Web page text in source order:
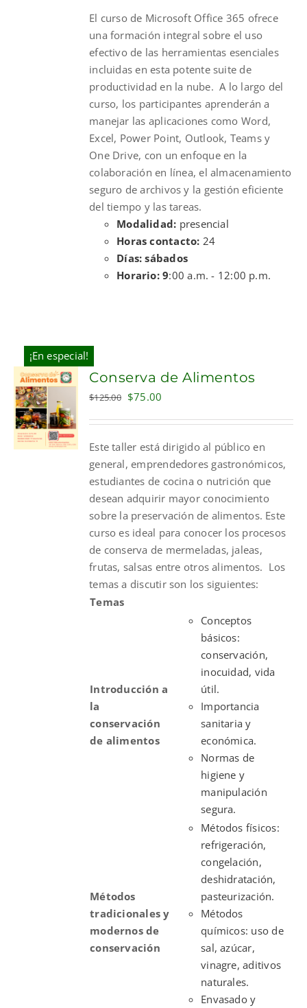
$100.00.$70.00.
El curso de Microsoft Office 365 ofrece
una formación integral sobre el uso
efectivo de las herramientas esenciales
incluidas en esta potente suite de
productividad en la nube. A lo largo del
curso, los participantes aprenderán a
manejar las aplicaciones como Word,
Excel, Power Point, Outlook, Teams y
One Drive, con un enfoque en la
colaboración en línea, el almacenamiento
seguro de archivos y la gestión eficiente
del tiempo y las tareas.
Modalidad: presencial
Horas contacto: 24
Días: sábados
Horario: 9:00 a.m. - 12:00 p.m.
¡En especial!
ADD TO
CART
Conserva de Alimentos
$125.00 Original
$125.00.
$75.00
$75.00.
Este taller está dirigido al público en
general, emprendedores gastronómicos,
estudiantes de cocina o nutrición que
desean adquirir mayor conocimiento
sobre la preservación de alimentos. Este
curso es ideal para conocer los procesos
de conserva de mermeladas, jaleas,
frutas, salsas entre otros alimentos. Los
temas a discutir son los siguientes:
Temas
Introducción a
la
conservación
de alimentos
Conceptos
básicos:
conservación,
inocuidad, vida
útil.
Importancia
sanitaria y
económica.
Normas de
higiene y
manipulación
segura.
Métodos
tradicionales y
modernos de
conservación
Métodos físicos:
refrigeración,
congelación,
deshidratación,
pasteurización.
Métodos
químicos: uso de
sal, azúcar,
vinagre, aditivos
naturales.
Envasado y